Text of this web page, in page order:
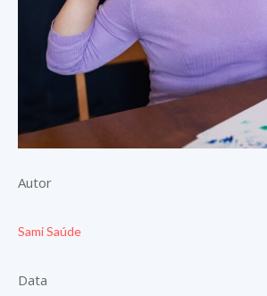
Autor
Sami Saúde
Data